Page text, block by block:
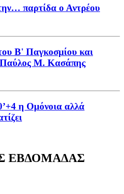
παρτίδα ο Αντρέου
Β' Παγκοσμίου και
Μ. Κασάπης
η Ομόνοια αλλά
ΕΒΔΟΜΑΔΑΣ